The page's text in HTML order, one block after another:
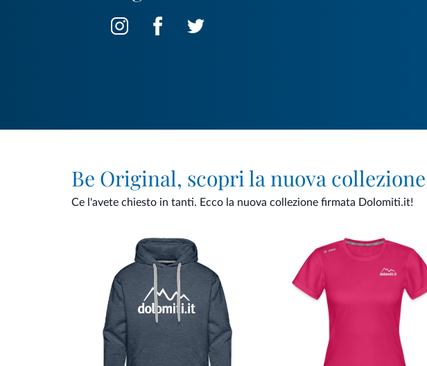
Be Original, scopri la nuova collezione
Ce l'avete chiesto in tanti. Ecco la nuova collezione firmata Dolomiti.it!